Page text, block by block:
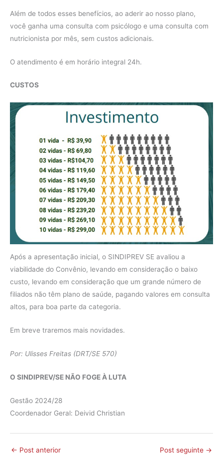
Além de todos esses benefícios, ao aderir ao nosso plano,
você ganha uma consulta com psicólogo e uma consulta com
nutricionista por mês, sem custos adicionais.
O atendimento é em horário integral 24h.
CUSTOS
Após a apresentação inicial, o SINDIPREV SE avaliou a
viabilidade do Convênio, levando em consideração o baixo
custo, levando em consideração que um grande número de
filiados não têm plano de saúde, pagando valores em consulta
altos, para boa parte da categoria.
Em breve traremos mais novidades.
Por: Ulisses Freitas (DRT/SE 570)
O SINDIPREV/SE NÃO FOGE À LUTA
Gestão 2024/28
Coordenador Geral: Deivid Christian
← Post anterior Post seguinte →